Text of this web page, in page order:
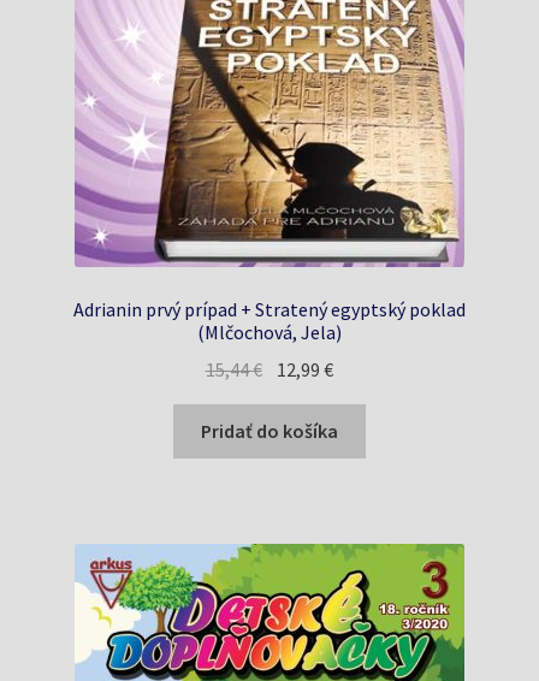
Adrianin prvý prípad + Stratený egyptský poklad
(Mlčochová, Jela)
15,44€ Pôvodná
bola:
15,44 €.
12,99€Aktuálna
je:
12,99 €.
Pridať do košíka